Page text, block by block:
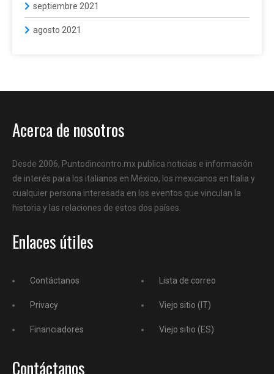
septiembre 2021
agosto 2021
Acerca de nosotros
Desde 2006, Puntodincontro.mx publica noticias e información
de interés para los italianos en México, los mexicanos en Italia y
cualquier persona interesada en los eventos que vinculan la
historia y las relaciones de estos dos países.
Enlaces útiles
Contáctanos
Privacy
Financiadores
Lista de correo
Viejo sitio (IT)
Viejo sitio (ES)
Contáctanos